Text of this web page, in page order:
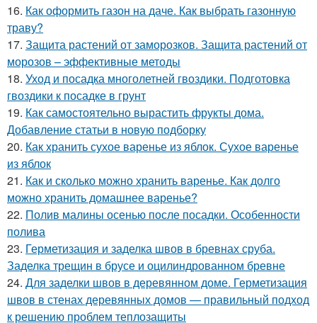
16. Как оформить газон на даче. Как выбрать газонную
траву?
17. Защита растений от заморозков. Защита растений от
морозов – эффективные методы
18. Уход и посадка многолетней гвоздики. Подготовка
гвоздики к посадке в грунт
19. Как самостоятельно вырастить фрукты дома.
Добавление статьи в новую подборку
20. Как хранить сухое варенье из яблок. Сухое варенье
из яблок
21. Как и сколько можно хранить варенье. Как долго
можно хранить домашнее варенье?
22. Полив малины осенью после посадки. Особенности
полива
23. Герметизация и заделка швов в бревнах сруба.
Заделка трещин в брусе и оцилиндрованном бревне
24. Для заделки швов в деревянном доме. Герметизация
швов в стенах деревянных домов — правильный подход
к решению проблем теплозащиты